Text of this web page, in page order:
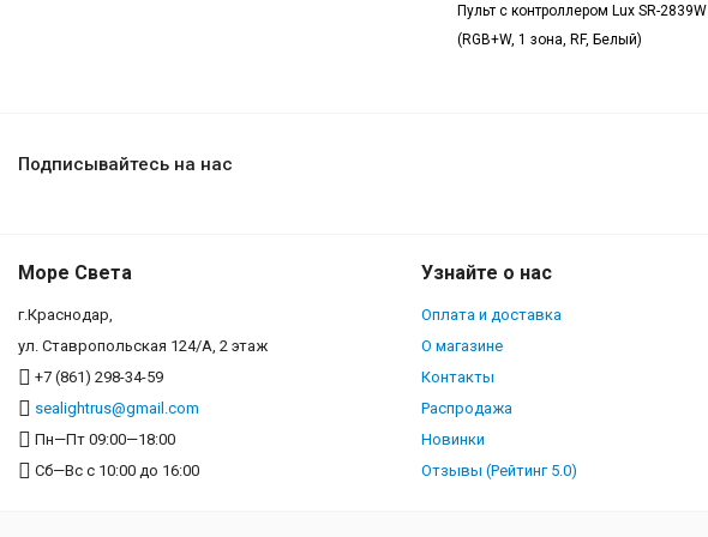
Пульт с контроллером Lux SR-2839W
(RGB+W, 1 зона, RF, Белый)
Подписывайтесь на нас
Море Света
г.Краснодар,
ул. Ставропольская 124/А, 2 этаж
+7 (861) 298-34-59
sealightrus@gmail.com
Пн—Пт 09:00—18:00
Сб—Вс с 10:00 до 16:00
Узнайте о нас
Оплата и доставка
О магазине
Контакты
Распродажа
Новинки
Отзывы (Рейтинг 5.0)